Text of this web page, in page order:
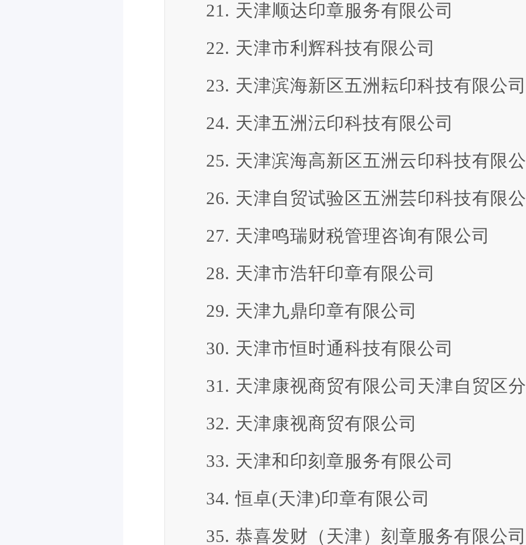
21. 天津顺达印章服务有限公司
22. 天津市利辉科技有限公司
23. 天津滨海新区五洲耘印科技有限公司
24. 天津五洲沄印科技有限公司
25. 天津滨海高新区五洲云印科技有限
26. 天津自贸试验区五洲芸印科技有限
27. 天津鸣瑞财税管理咨询有限公司
28. 天津市浩轩印章有限公司
29. 天津九鼎印章有限公司
30. 天津市恒时通科技有限公司
31. 天津康视商贸有限公司天津自贸区
32. 天津康视商贸有限公司
33. 天津和印刻章服务有限公司
34. 恒卓(天津)印章有限公司
35. 恭喜发财（天津）刻章服务有限公司